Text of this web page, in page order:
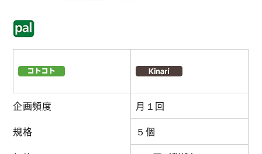
企画頻度
月１回
規格
５個